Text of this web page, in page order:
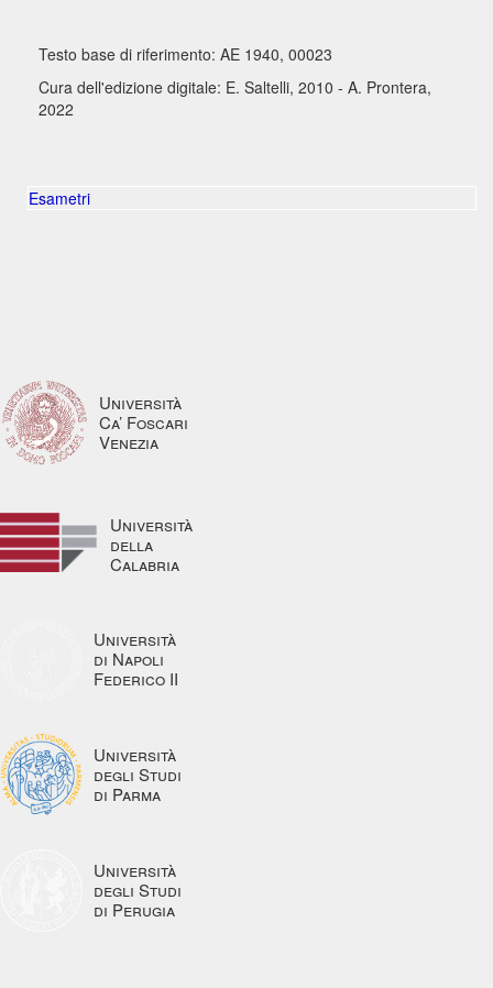
Testo base di riferimento: AE 1940, 00023
Cura dell'edizione digitale: E. Saltelli, 2010 - A. Prontera,
2022
Esametri
Università
Ca’ Foscari
Venezia
Università
della
Calabria
Università
di Napoli
Federico II
Università
degli Studi
di Parma
Università
degli Studi
di Perugia